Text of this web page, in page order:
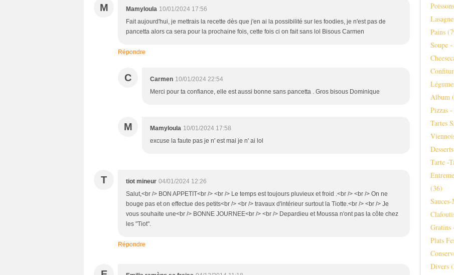
M Mamyloula 10/01/2024 17:56
Fait aujourd'hui, je mettrais la recette dès que j'en ai la possibilité sur les foodies, je n'est pas de
pancetta alors ca sera pour la prochaine fois, cette fois ci on fait sans lol Bisous Carmen
Répondre
C Carmen 10/01/2024 22:54
Merci pour ta confiance, elle est aussi bonne sans pancetta . Gros bisous Dominique
M Mamyloula 10/01/2024 17:58
excuse la faute pas je n' est mai je n' ai lol
T tiot mineur 04/01/2024 12:26
Salut,<br /> BON APPETIT<br /> <br /> Le temps est toujours pluvieux et froid .<br /> <br /> On ne
bouge pas et on effectue des petits<br /> <br /> travaux d'intérieur surtout la Tiotte.<br /> <br /> Je
vous souhaite une<br /> BONNE JOURNEE<br /> <br /> Depardieu et Moussa n'ont pas la côte chez
les "Tiot".
Répondre
Pains
Soupe
Album
Pizzas
Tartes
Desserts
Tarte -
(36)
Gratins
Plats
Divers